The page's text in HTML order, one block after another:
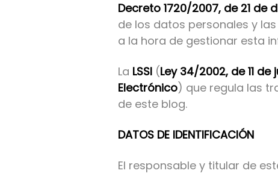
Decreto 1720/2007, de 21 de
de los datos personales y
a la hora de gestionar esta
La LSSI (Ley 34/2002, de 11
Electrónico) que regula las
de este blog.
DATOS DE IDENTIFICACIÓN
El responsable y titular de